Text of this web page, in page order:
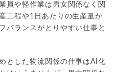
員や軽作業は男女関係なく関
工程や1日あたりの生産量が
バランスがとりやすい仕事と
とした物流関係の仕事はAI化